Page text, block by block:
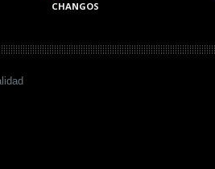
CHANGOS